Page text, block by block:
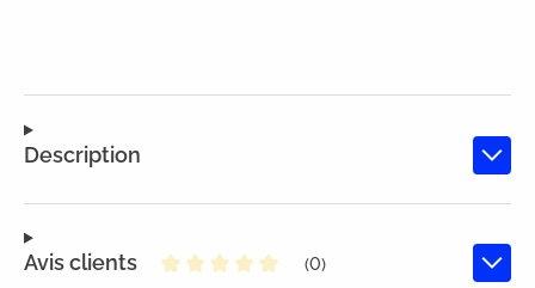
Description
Avis clients
(0)